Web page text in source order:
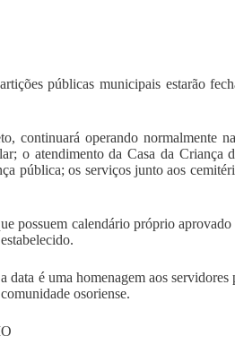
públicas municipais estarão
continuará operando normalmente
o atendimento da Casa da Criança
pública; os serviços junto aos
possuem calendário próprio
data é uma homenagem aos
osoriense.